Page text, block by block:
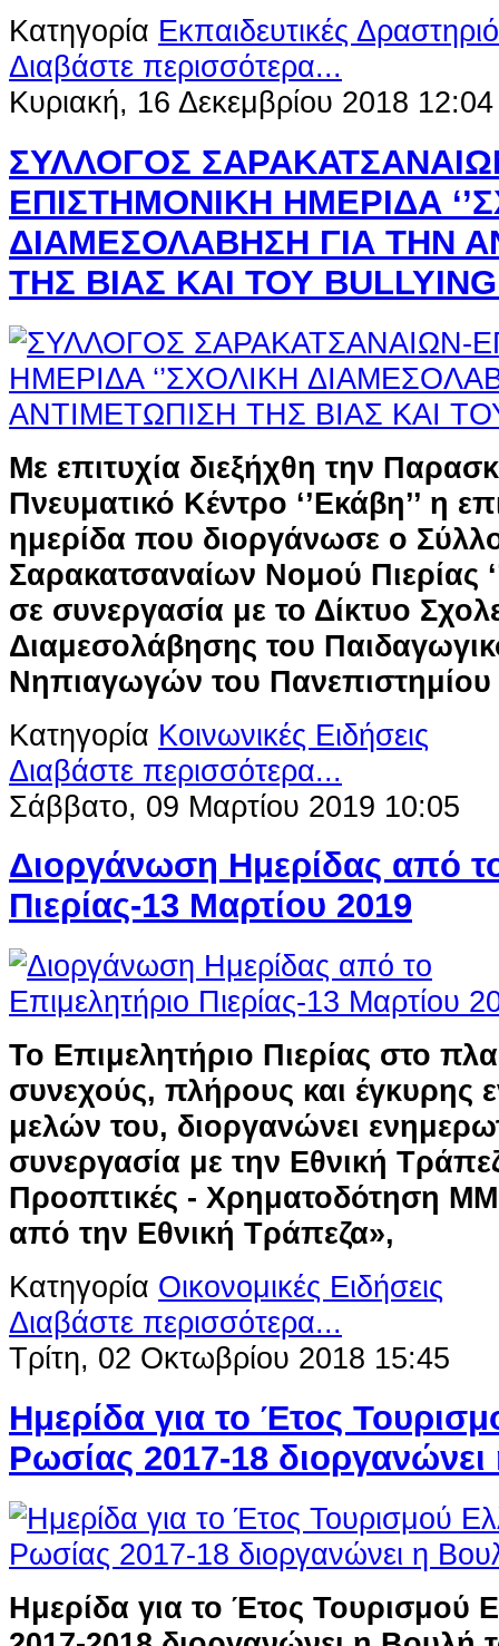
Κατηγορία Εκπαιδευτικές
Διαβάστε περισσότερα...
Κυριακή, 16 Δεκεμβρίου 2018 12:04
ΣΥΛΛΟΓΟΣ
ΕΠΙΣΤΗΜΟΝΙΚΗ ΗΜΕΡΙΔΑ
ΔΙΑΜΕΣΟΛΑΒΗΣΗ ΓΙΑ ΤΗΝ
ΤΗΣ ΒΙΑΣ ΚΑΙ ΤΟΥ
Με επιτυχία διεξήχθη την
Πνευματικό Κέντρο ‘’Εκάβη’’ η
ημερίδα που διοργάνωσε ο
Σαρακατσαναίων Νομού Πιερίας
σε συνεργασία με το Δίκτυο
Διαμεσολάβησης του
Νηπιαγωγών του
Κατηγορία Κοινωνικές Ειδήσεις
Διαβάστε περισσότερα...
Σάββατο, 09 Μαρτίου 2019 10:05
Διοργάνωση Ημερίδας από
Πιερίας-13 Μαρτίου 2019
Το Επιμελητήριο Πιερίας στο
συνεχούς, πλήρους και έγκυρης
μελών του, διοργανώνει
συνεργασία με την Εθνική
Προοπτικές - Χρηματοδότηση
από την Εθνική Τράπεζα»,
Κατηγορία Οικονομικές Ειδήσεις
Διαβάστε περισσότερα...
Τρίτη, 02 Οκτωβρίου 2018 15:45
Ημερίδα για το Έτος
Ρωσίας 2017-18
Ημερίδα για το Έτος Τουρισμού